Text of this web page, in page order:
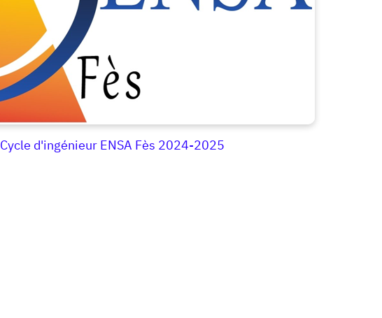
Cycle d'ingénieur ENSA Fès 2024-2025